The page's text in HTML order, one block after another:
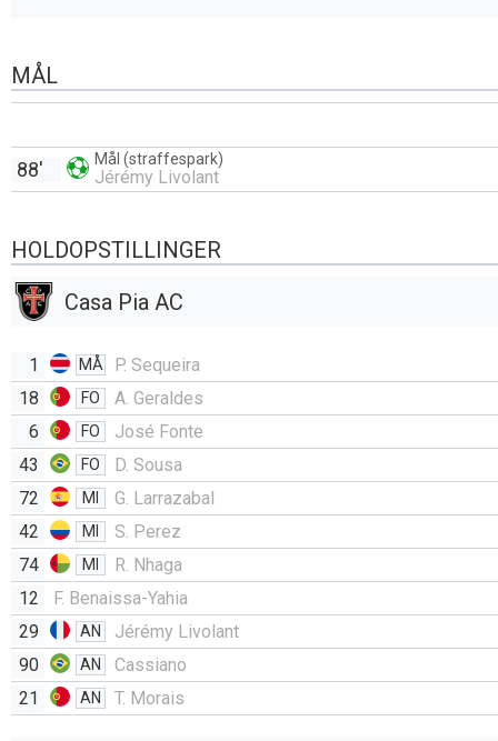
MÅL
Mål (straffespark)
Jérémy Livolant
88'
HOLDOPSTILLINGER
Casa Pia AC
1 MÅ
P. Sequeira
18
FO
A. Geraldes
6
FO
José Fonte
43
FO
D. Sousa
72
MI
G. Larrazabal
42
MI
S. Perez
74
MI
R. Nhaga
12
F. Benaissa-Yahia
29
AN
Jérémy Livolant
90
AN
Cassiano
21
AN T. Morais